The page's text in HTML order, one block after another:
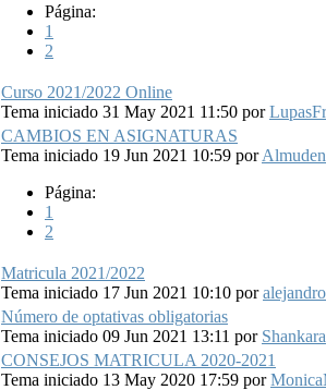
Página:
1
2
Curso 2021/2022 Online
Tema iniciado 31 May 2021 11:50 por
CAMBIOS EN ASIGNATURAS
Tema iniciado 19 Jun 2021 10:59 por
Página:
1
2
Matricula 2021/2022
Tema iniciado 17 Jun 2021 10:10 por
Número de optativas obligatorias
Tema iniciado 09 Jun 2021 13:11 por Shankara
CONSEJOS MATRICULA 2020-2021
Tema iniciado 13 May 2020 17:59 por